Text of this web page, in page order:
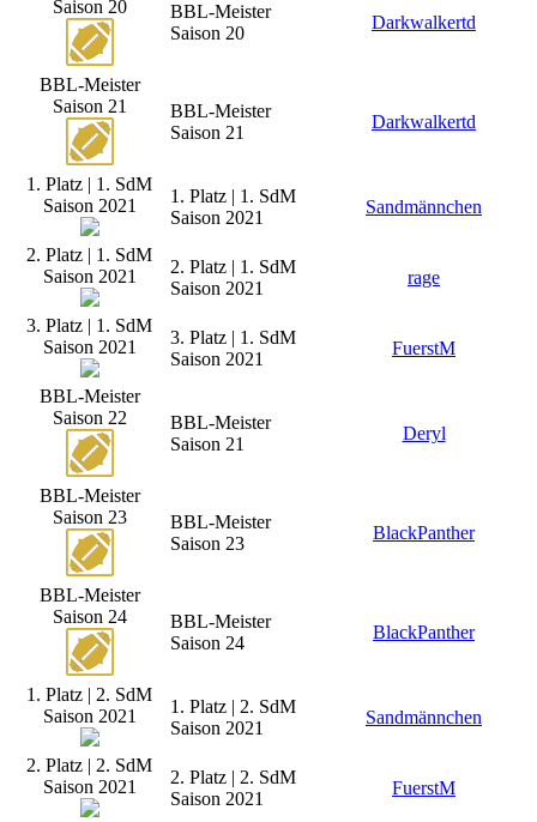
Saison 20
BBL-Meister
Saison 20
Darkwalkertd
BBL-Meister
Saison 21
BBL-Meister
Saison 21
Darkwalkertd
1. Platz | 1. SdM
Saison 2021
1. Platz | 1. SdM
Saison 2021
Sandmännchen
2. Platz | 1. SdM
Saison 2021
2. Platz | 1. SdM
Saison 2021
rage
3. Platz | 1. SdM
Saison 2021
3. Platz | 1. SdM
Saison 2021
FuerstM
BBL-Meister
Saison 22
BBL-Meister
Saison 21
Deryl
BBL-Meister
Saison 23
BBL-Meister
Saison 23
BlackPanther
BBL-Meister
Saison 24
BBL-Meister
Saison 24
BlackPanther
1. Platz | 2. SdM
Saison 2021
1. Platz | 2. SdM
Saison 2021
Sandmännchen
2. Platz | 2. SdM
Saison 2021
2. Platz | 2. SdM
Saison 2021
FuerstM